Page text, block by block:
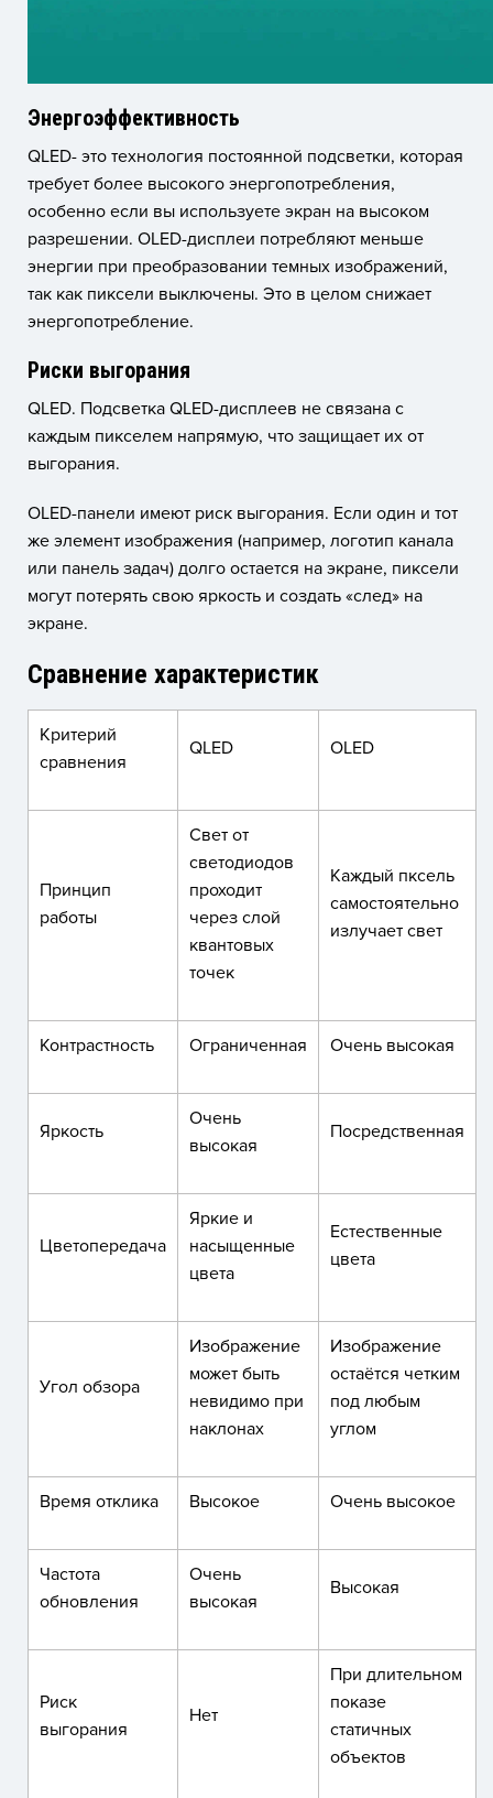
Энергоэффективность
QLED- это технология постоянной подсветки, которая
требует более высокого энергопотребления,
особенно если вы используете экран на высоком
разрешении. OLED-дисплеи потребляют меньше
энергии при преобразовании темных изображений,
так как пиксели выключены. Это в целом снижает
энергопотребление.
Риски выгорания
QLED. Подсветка QLED-дисплеев не связана с
каждым пикселем напрямую, что защищает их от
выгорания.
OLED-панели имеют риск выгорания. Если один и тот
же элемент изображения (например, логотип канала
или панель задач) долго остается на экране, пиксели
могут потерять свою яркость и создать «след» на
экране.
Сравнение характеристик
Критерий
сравнения
QLED OLED
Принцип
работы
Свет от
светодиодов
проходит
через слой
квантовых
точек
Каждый пксель
самостоятельно
излучает свет
Контрастность Ограниченная Очень высокая
Яркость
Очень
высокая
Посредственная
Цветопередача
Яркие и
насыщенные
цвета
Естественные
цвета
Угол обзора
Изображение
может быть
невидимо при
наклонах
Изображение
остаётся четким
под любым
углом
Время отклика Высокое Очень высокое
Частота
обновления
Очень
высокая
Высокая
Риск
выгорания
Нет
При длительном
показе
статичных
объектов